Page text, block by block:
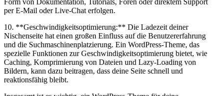
Form von⁣ Dokumentation,‌ Tutorials, Foren oder direktem Support
per E-Mail oder Live-Chat erfolgen.
10. ⁢**Geschwindigkeitsoptimierung:** Die Ladezeit deiner
Nischenseite‍ hat einen großen Einfluss auf die ‌Benutzererfahrung‍
und⁢ die Suchmaschinenplatzierung. Ein WordPress-Theme, das
spezielle Funktionen zur Geschwindigkeitsoptimierung bietet,​ wie
Caching, Komprimierung von Dateien und Lazy-Loading von
Bildern, kann ⁣dazu​ beitragen, dass⁣ deine Seite schnell und
reaktionsfähig bleibt.